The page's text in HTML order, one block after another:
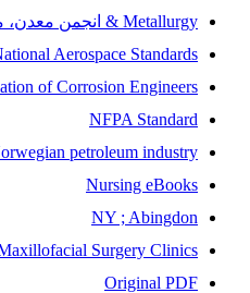
Metallurgy & انجمن معدن، متالورژی و اکتشاف
Aerospace Standards
of Corrosion Engineers
NFPA Standard
petroleum industry
Nursing eBooks
NY ; Abingdon
Surgery Clinics
Original PDF